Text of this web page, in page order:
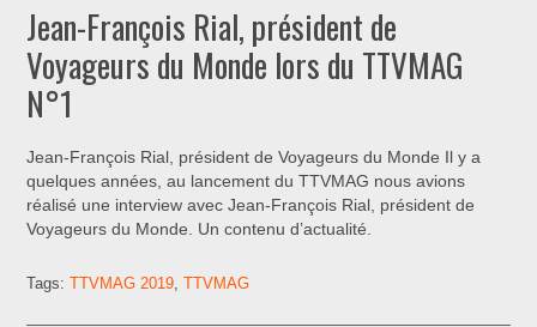
Jean-François Rial, président de
Voyageurs du Monde lors du TTVMAG
N°1
Jean-François Rial, président de Voyageurs du Monde Il y a
quelques années, au lancement du TTVMAG nous avions
réalisé une interview avec Jean-François Rial, président de
Voyageurs du Monde. Un contenu d’actualité.
Tags:TTVMAG 2019 ,TTVMAG